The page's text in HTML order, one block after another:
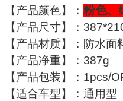
【产品颜色】： 粉色、
【产品尺寸】：
【产品材质】：防水
【产品净重】：387g
【产品包装】： 1pcs/
【适合车型】：通用型